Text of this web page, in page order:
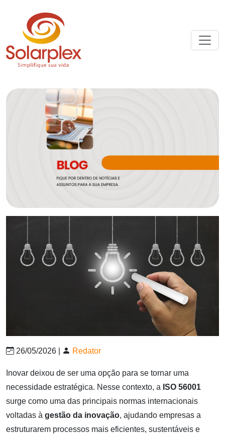
26/05/2026 | Redator
Inovar deixou de ser uma opção para se tornar uma
necessidade estratégica. Nesse contexto, a ISO 56001
surge como uma das principais normas internacionais
voltadas à gestão da inovação, ajudando empresas a
estruturarem processos mais eficientes, sustentáveis e